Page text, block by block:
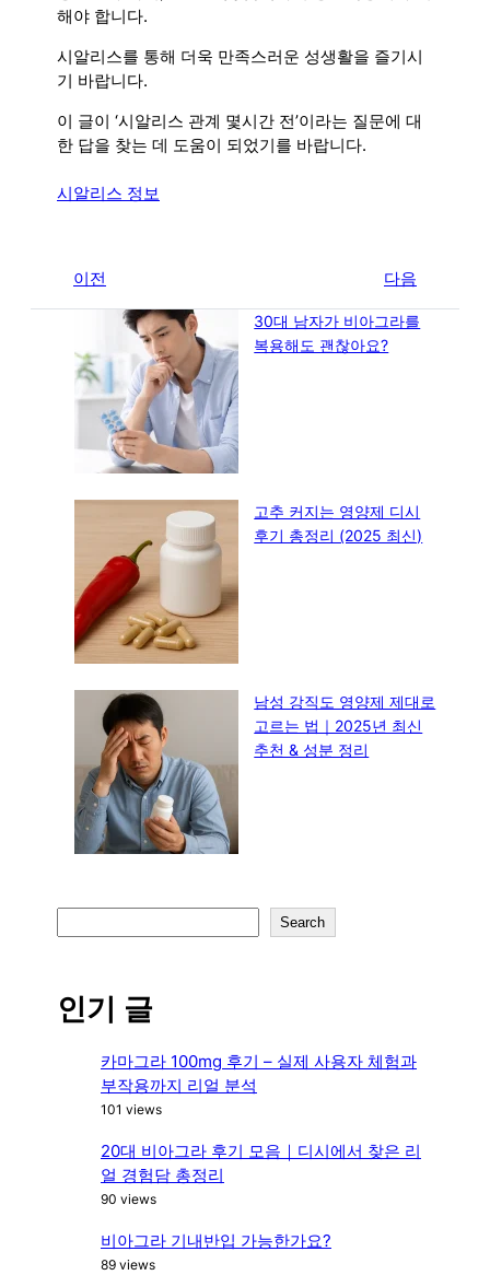
해야 합니다.
시알리스를 통해 더욱 만족스러운 성생활을 즐기시
기 바랍니다.
이 글이 ‘시알리스 관계 몇시간 전’이라는 질문에 대
한 답을 찾는 데 도움이 되었기를 바랍니다.
시알리스 정보
이전 다음
30대 남자가 비아그라를
복용해도 괜찮아요?
고추 커지는 영양제 디시
후기 총정리 (2025 최신)
남성 강직도 영양제 제대로
고르는 법｜2025년 최신
추천 & 성분 정리
e
c
Search
인기 글
카마그라 100mg 후기 – 실제 사용자 체험과
부작용까지 리얼 분석
101 views
20대 비아그라 후기 모음｜디시에서 찾은 리
얼 경험담 총정리
90 views
비아그라 기내반입 가능한가요?
89 views